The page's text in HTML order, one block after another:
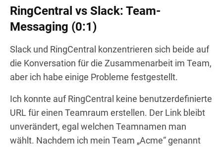
RingCentral vs Slack: Team-
Messaging (0:1)
Slack und RingCentral konzentrieren sich beide auf
die Konversation für die Zusammenarbeit im Team,
aber ich habe einige Probleme festgestellt.
Ich konnte auf RingCentral keine benutzerdefinierte
URL für einen Teamraum erstellen. Der Link bleibt
unverändert, egal welchen Teamnamen man
wählt. Nachdem ich mein Team „Acme“ genannt